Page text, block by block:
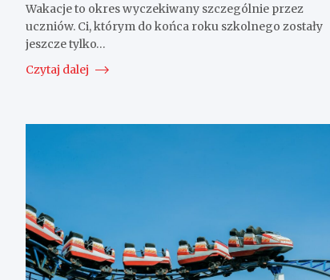
Wakacje to okres wyczekiwany szczególnie przez
uczniów. Ci, którym do końca roku szkolnego zostały
jeszcze tylko…
Czytaj dalej